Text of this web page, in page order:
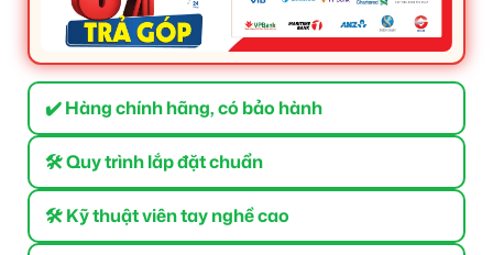
✔️ Hàng chính hãng, có bảo hành
🛠 Quy trình lắp đặt chuẩn
🛠 Kỹ thuật viên tay nghề cao